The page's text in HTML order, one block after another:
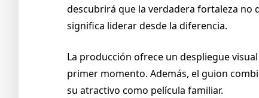
descubrirá que la verdadera fortaleza no
significa liderar desde la diferencia.
La producción ofrece un despliegue
primer momento. Además, el guion
su atractivo como película familiar.